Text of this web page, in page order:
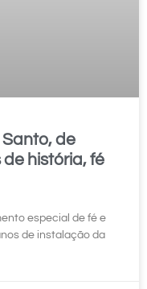
Santo, de
de história, fé
especial de fé e
de instalação da